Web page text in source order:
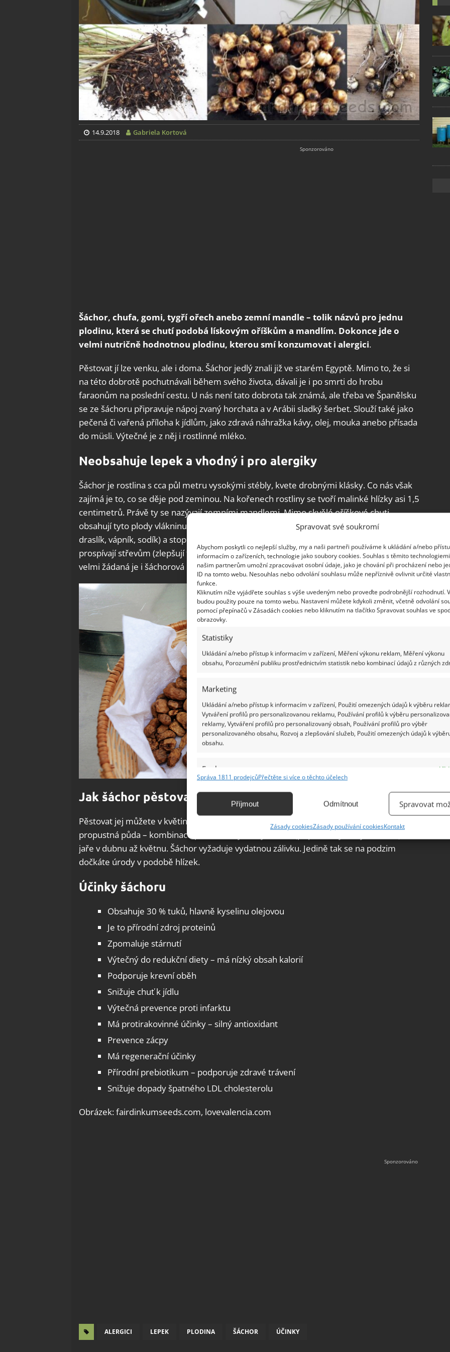
Spravovat své soukromí
Abychom poskytli co nejlepší služby, my a naši partneři používáme k ukládání a/nebo
informacím o zařízeních, technologie jako soubory cookies. Souhlas s těmito
našim partnerům umožní zpracovávat osobní údaje, jako je chování při procházení nebo
ID na tomto webu. Nesouhlas nebo odvolání souhlasu může nepříznivě ovlivnit určité
funkce.
Kliknutím níže vyjádřete souhlas s výše uvedeným nebo proveďte podrobnější rozhodnutí.
budou použity pouze na tomto webu. Nastavení můžete kdykoli změnit, včetně odvolání
pomocí přepínačů v Zásadách cookies nebo kliknutím na tlačítko Spravovat souhlas ve
obrazovky.
Statistiky
Ukládání a/nebo přístup k informacím v zařízení, Měření výkonu reklam, Měření výkonu
obsahu, Porozumění publiku prostřednictvím statistik nebo kombinací údajů z různých
Marketing
Ukládání a/nebo přístup k informacím v zařízení, Použití omezených údajů k výběru
Vytváření profilů pro personalizovanou reklamu, Používání profilů k výběru
reklamy, Vytváření profilů pro personalizovaný obsah, Používání profilů pro výběr
personalizovaného obsahu, Rozvoj a zlepšování služeb, Použití omezených údajů k
obsahu.
Funkce
Identifikace zařízení na základě automaticky přenášených informací.
základě aktivně vyžádaných informací.
Správa 1811 prodejcůPřečtěte si více o těchto účelech
Příjmout Odmítnout Spravovat
Zásady cookiesZásady používání cookiesKontakt
14.9.2018 Gabriela Kortová
Šáchor, chufa, gomi, tygří ořech anebo zemní mandle – tolik názvů pro jednu
plodinu, která se chutí podobá lískovým oříškům a mandlím. Dokonce jde o
velmi nutričně hodnotnou plodinu, kterou smí konzumovat i alergici.
Pěstovat jí lze venku, ale i doma. Šáchor jedlý znali již ve starém Egyptě. Mimo to, že si
na této dobrotě pochutnávali během svého života, dávali je i po smrti do hrobu
faraonům na poslední cestu. U nás není tato dobrota tak známá, ale třeba ve Španělsku
se ze šáchoru připravuje nápoj zvaný horchata a v Arábii sladký šerbet. Slouží také jako
pečená či vařená příloha k jídlům, jako zdravá náhražka kávy, olej, mouka anebo přísada
do müsli. Výtečné je z něj i rostlinné mléko.
Neobsahuje lepek a vhodný i pro alergiky
Šáchor je rostlina s cca půl metru vysokými stébly, kvete drobnými klásky. Co nás však
zajímá je to, co se děje pod zeminou. Na kořenech rostliny se tvoří malinké hlízky asi 1,5
centimetrů. Právě ty se nazývají zemními mandlemi. Mimo skvělé oříškové chuti
obsahují tyto plody vlákninu, bílkoviny, cukry, cenné mastné kyseliny, minerály (hořčík,
draslík, vápník, sodík) a stopové prvky (fosfor, železo, mangan, zinek, měď). Hlízky
prospívají střevům (zlepšují trávení), žaludku a posilují imunitu. Neobsahují lepek, tudíž
velmi žádaná je i šáchorová mouka.
Jak šáchor pěstovat?
Pěstovat jej můžete v květináči s minimálním průměrem 18 centimetrů. Vhodná je
propustná půda – kombinace písku a hlíny. Hlízy se sází (případně vysévají semena) na
jaře v dubnu až květnu. Šáchor vyžaduje vydatnou zálivku. Jedině tak se na podzim
dočkáte úrody v podobě hlízek.
Účinky šáchoru
Obsahuje 30 % tuků, hlavně kyselinu olejovou
Je to přírodní zdroj proteinů
Zpomaluje stárnutí
Výtečný do redukční diety – má nízký obsah kalorií
Podporuje krevní oběh
Snižuje chuť k jídlu
Výtečná prevence proti infarktu
Má protirakovinné účinky – silný antioxidant
Prevence zácpy
Má regenerační účinky
Přírodní prebiotikum – podporuje zdravé trávení
Snižuje dopady špatného LDL cholesterolu
Obrázek: fairdinkumseeds.com, lovevalencia.com
ALERGICI LEPEK PLODINA ŠÁCHOR ÚČINKY